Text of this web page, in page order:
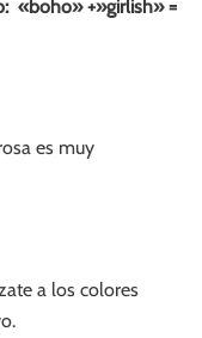
«boho» +»girlish» =
es muy
a los colores